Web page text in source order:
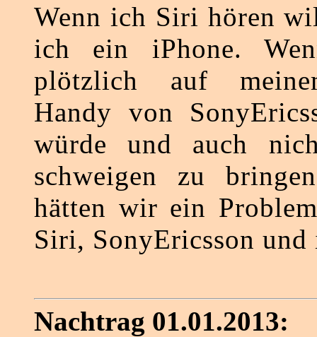
Wenn ich Siri hören
ich ein iPhone.
plötzlich auf
Handy von
würde und auch
schweigen zu
hätten wir ein
Siri, SonyEricsson und
Nachtrag 01.01.2013: